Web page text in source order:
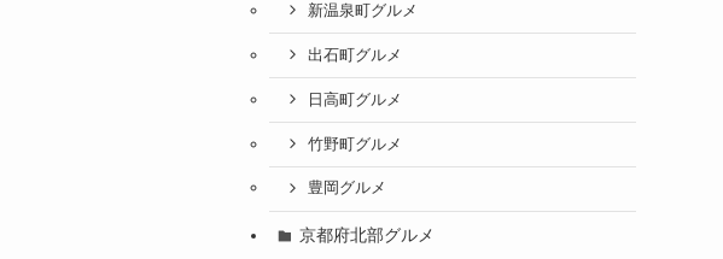
新温泉町グルメ
出石町グルメ
日高町グルメ
竹野町グルメ
豊岡グルメ
京都府北部グルメ